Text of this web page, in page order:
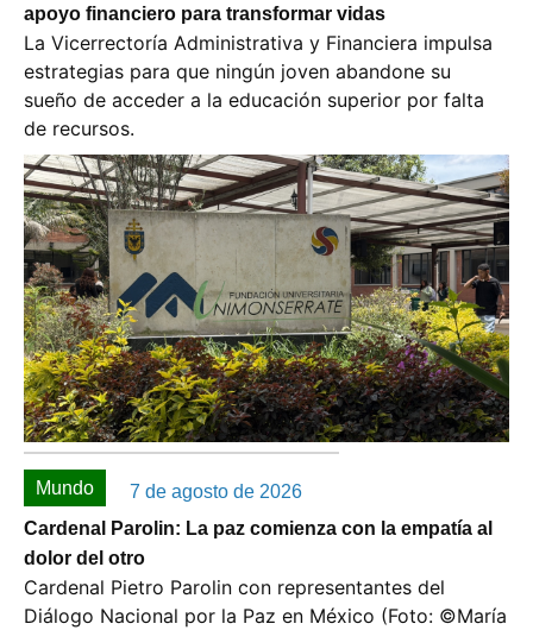
apoyo financiero para transformar vidas
La Vicerrectoría Administrativa y Financiera impulsa
estrategias para que ningún joven abandone su
sueño de acceder a la educación superior por falta
de recursos.
Mundo
7 de agosto de 2026
Cardenal Parolin: La paz comienza con la empatía al
dolor del otro
Cardenal Pietro Parolin con representantes del
Diálogo Nacional por la Paz en México (Foto: ©️María